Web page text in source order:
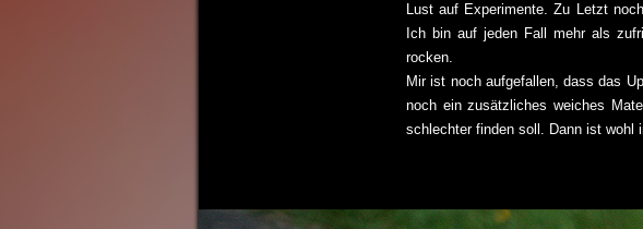
Lust auf Experimente. Zu Letzt
Ich bin auf jeden Fall mehr als
rocken.
Mir ist noch aufgefallen, dass das
noch ein zusätzliches weiches
schlechter finden soll. Dann ist